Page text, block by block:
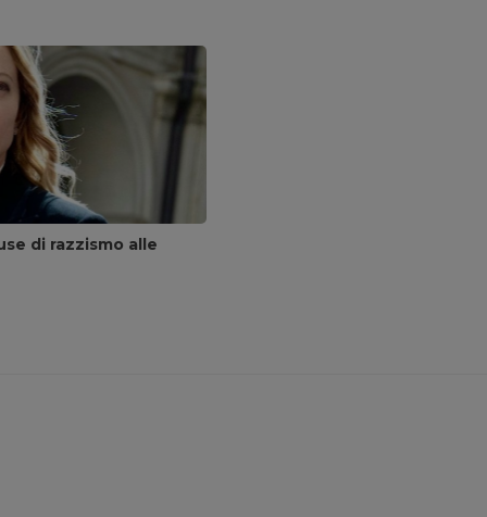
di razzismo alle